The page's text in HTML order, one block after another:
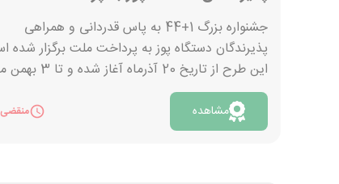
جشنواره بزرگ 1+44 به پاس قدردانی و همراهی
پذیرندگان دستگاه پوز به پرداخت ملت برگزار شده
این طرح از تاریخ 20 آذرماه آغاز شده
که از طریق تراکنش در پایانه فروشگاهی به پرداخت
ملت کسب کرده اید را در اپلیکیشن سکه به شانس
مشاهده